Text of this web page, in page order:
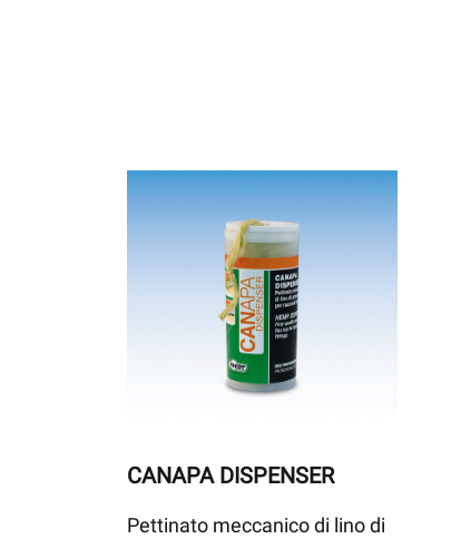
CANAPA DISPENSER
Pettinato meccanico di lino di